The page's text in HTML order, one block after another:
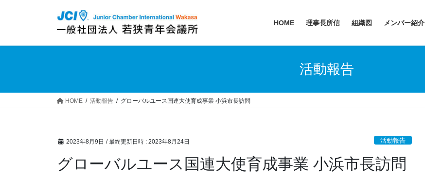
HOME 理事長所信 組織図 メンバー紹介
活動報告
HOME 活動報告 グローバルユース国連大使育成事業 小浜市長訪問
2023年8月9日 / 最終更新日時 : 2023年8月24日 活動報告
グローバルユース国連大使育成事業 小浜市長訪問